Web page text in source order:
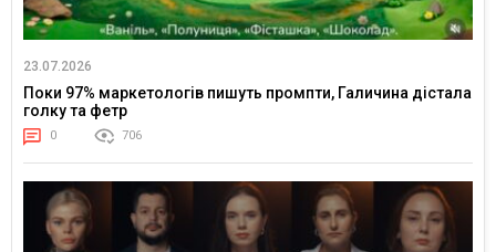
23.07.2026
Поки 97% маркетологів пишуть промпти, Галичина дістала
голку та фетр
0 706